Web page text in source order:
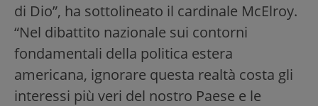
di Dio”, ha sottolineato il cardinale McElroy.
“Nel dibattito nazionale sui contorni
fondamentali della politica estera
americana, ignorare questa realtà costa gli
interessi più veri del nostro Paese e le